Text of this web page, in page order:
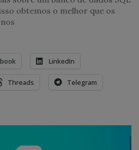
obtemos o melhor que os
LinkedIn
Threads Telegram